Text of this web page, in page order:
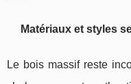
Matériaux et styles
Le bois massif reste